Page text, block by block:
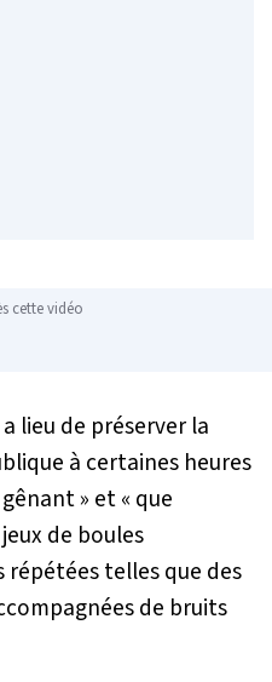
cette vidéo
a lieu de préserver la
à certaines heures
» et« que
de boules
répétées telles que des
de bruits